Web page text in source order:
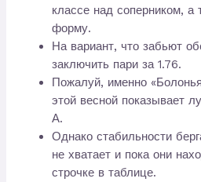
классе над соперником, а
форму.
На вариант, что забьют
заключить пари за 1.76.
Пожалуй, именно
этой весной показывает
А.
Однако стабильности
не хватает и пока они
строчке в таблице.